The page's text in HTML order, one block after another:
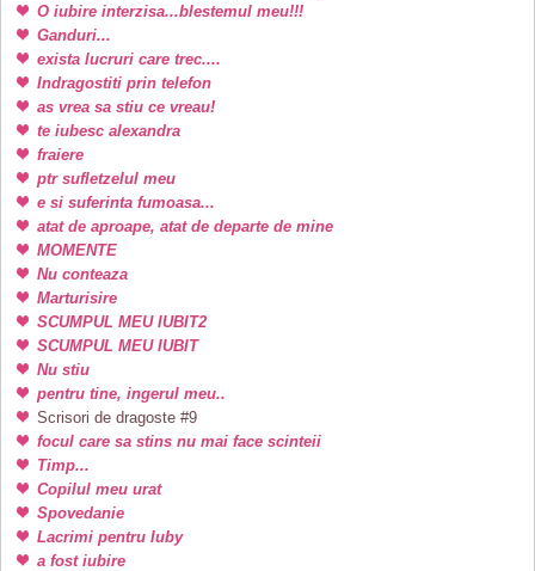
O iubire interzisa...blestemul meu!!!
Ganduri...
exista lucruri care trec....
Indragostiti prin telefon
as vrea sa stiu ce vreau!
te iubesc alexandra
fraiere
ptr sufletzelul meu
e si suferinta fumoasa...
atat de aproape, atat de departe de mine
MOMENTE
Nu conteaza
Marturisire
SCUMPUL MEU IUBIT2
SCUMPUL MEU IUBIT
Nu stiu
pentru tine, ingerul meu..
Scrisori de dragoste #9
focul care sa stins nu mai face scinteii
Timp...
Copilul meu urat
Spovedanie
Lacrimi pentru Iuby
a fost iubire